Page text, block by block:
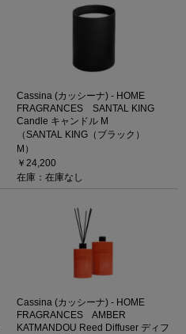
Cassina (カッシーナ) - HOME
FRAGRANCES SANTAL KING
Candle キャンドル M
（SANTAL KING（ブラック）
M）
￥24,200
在庫：在庫なし
Cassina (カッシーナ) - HOME
FRAGRANCES AMBER
KATMANDOU Reed Diffuser ディフ